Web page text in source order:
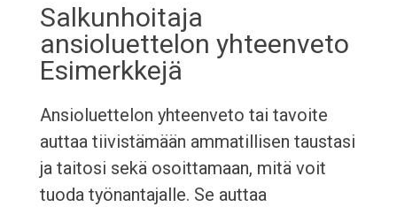
Salkunhoitaja
ansioluettelon yhteenveto
Esimerkkejä
Ansioluettelon yhteenveto tai tavoite
auttaa tiivistämään ammatillisen taustasi
ja taitosi sekä osoittamaan, mitä voit
tuoda työnantajalle. Se auttaa